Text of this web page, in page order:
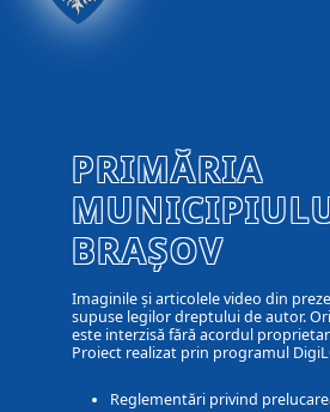
PRIMĂRIA
BRAȘOV
Imaginile și articolele video din
supuse legilor dreptului de autor.
este interzisă fără acordul
Proiect realizat prin programul
Reglementări privind